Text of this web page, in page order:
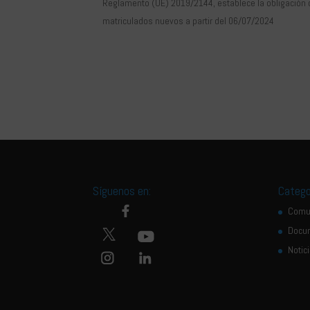
Reglamento (UE) 2019/2144, establece la
matriculados nuevos a partir del 06/07/2024
Síguenos en: